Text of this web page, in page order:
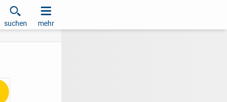
suchen mehr